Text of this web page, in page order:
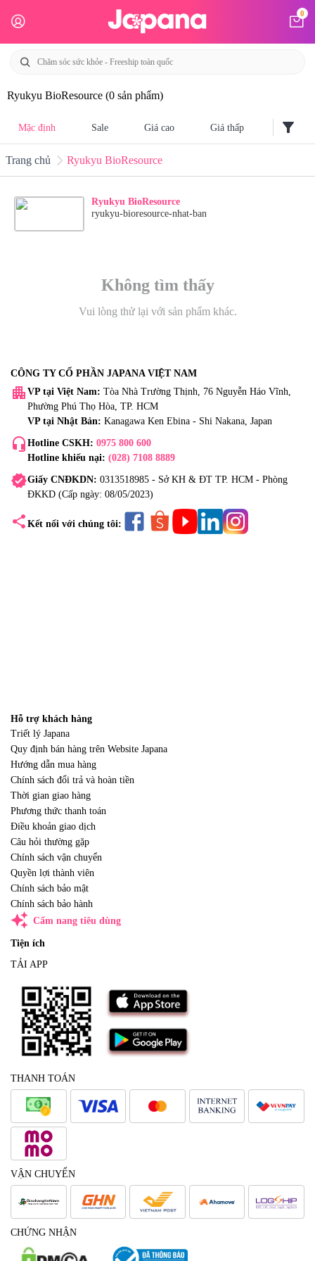
0
Ryukyu BioResource (0 sản phẩm)
Mặc định Sale Giá cao Giá thấp filter_alt
Trang chủ Ryukyu BioResource
Ryukyu BioResource
ryukyu-bioresource-nhat-ban
Không tìm thấy
Vui lòng thử lại với sản phẩm khác.
CÔNG TY CỔ PHẦN JAPANA VIỆT NAM
apartment VP tại Việt Nam: Tòa Nhà Trường Thịnh, 76 Nguyễn Háo Vĩnh,
Phường Phú Thọ Hòa, TP. HCM
VP tại Nhật Bản: Kanagawa Ken Ebina - Shi Nakana, Japan
headset_mic Hotline CSKH: 0975 800 600
Hotline khiếu nại: (028) 7108 8889
verifiedGiấy CNĐKDN: 0313518985 - Sở KH & ĐT TP. HCM - Phòng
ĐKKD (Cấp ngày: 08/05/2023)
share Kết nối với chúng tôi:
Hỗ trợ khách hàng
Triết lý Japana
Quy định bán hàng trên Website Japana
Hướng dẫn mua hàng
Chính sách đổi trả và hoàn tiền
Thời gian giao hàng
Phương thức thanh toán
Điều khoản giao dịch
Câu hỏi thường gặp
Chính sách vận chuyển
Quyền lợi thành viên
Chính sách bảo mật
Chính sách bảo hành
auto_awesome Cẩm nang tiêu dùng
Tiện ích
TẢI APP
THANH TOÁN
VẬN CHUYỂN
CHỨNG NHẬN